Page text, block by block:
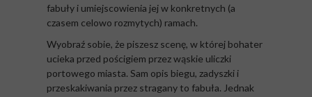
fabuły i umiejscowienia jej w konkretnych (a
czasem celowo rozmytych) ramach.
Wyobraź sobie, że piszesz scenę, w której bohater
ucieka przed pościgiem przez wąskie uliczki
portowego miasta. Sam opis biegu, zadyszki i
przeskakiwania przez stragany to fabuła. Jednak